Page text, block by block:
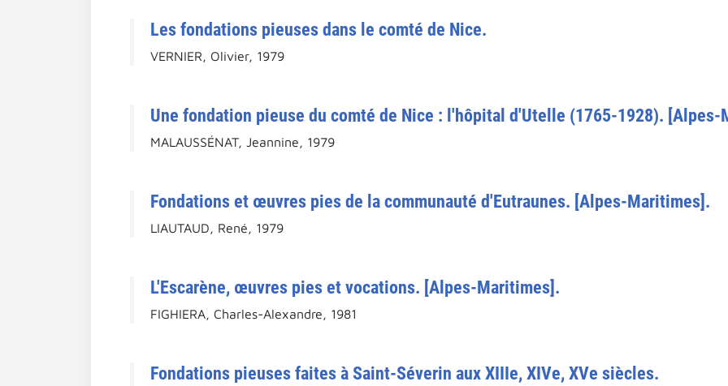
Les fondations pieuses dans le comté de Nice.
VERNIER, Olivier, 1979
Une fondation pieuse du comté de Nice : l'hôpital d'Utelle (1765-1928). [Alpes-
MALAUSSÉNAT, Jeannine, 1979
Fondations et œuvres pies de la communauté d'Eutraunes. [Alpes-Maritimes].
LIAUTAUD, René, 1979
L'Escarène, œuvres pies et vocations. [Alpes-Maritimes].
FIGHIERA, Charles-Alexandre, 1981
Fondations pieuses faites à Saint-Séverin aux XIIIe, XIVe, XVe siècles.